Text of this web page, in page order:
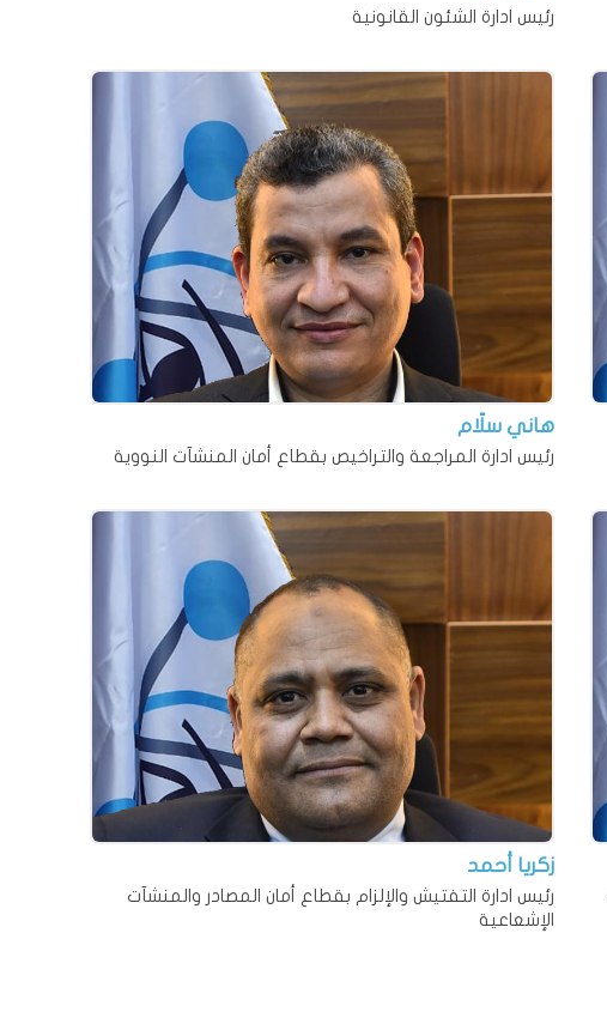
رئيس ادارة الشئون القانونية
هاني سلّام
رئيس ادارة المراجعة والتراخيص بقطاع أمان المنشآت النووية
زكريا أحمد
رئيس ادارة التفتيش والإلزام بقطاع أمان المصادر والمنشآت
الإشعاعية